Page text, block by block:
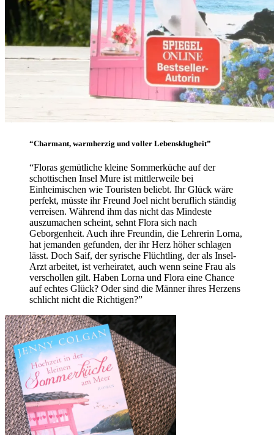
“Charmant, warmherzig und voller Lebensklugheit”
“Floras gemütliche kleine Sommerküche auf der
schottischen Insel Mure ist mittlerweile bei
Einheimischen wie Touristen beliebt. Ihr Glück wäre
perfekt, müsste ihr Freund Joel nicht beruflich ständig
verreisen. Während ihm das nicht das Mindeste
auszumachen scheint, sehnt Flora sich nach
Geborgenheit. Auch ihre Freundin, die Lehrerin Lorna,
hat jemanden gefunden, der ihr Herz höher schlagen
lässt. Doch Saif, der syrische Flüchtling, der als Insel-
Arzt arbeitet, ist verheiratet, auch wenn seine Frau als
verschollen gilt. Haben Lorna und Flora eine Chance
auf echtes Glück? Oder sind die Männer ihres Herzens
schlicht nicht die Richtigen?”